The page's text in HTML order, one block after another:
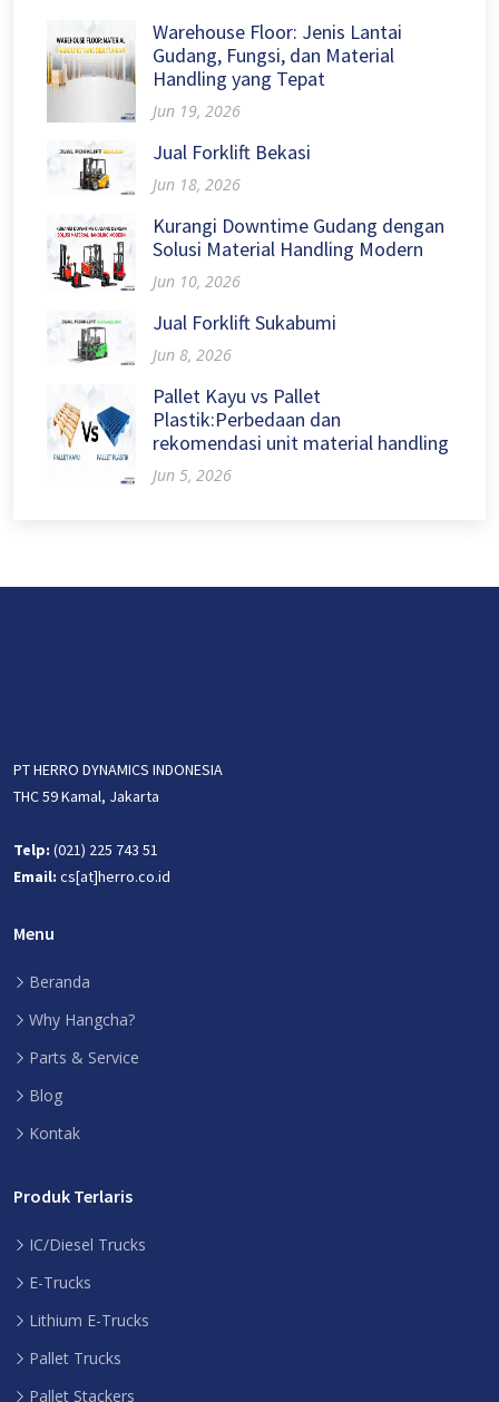
Warehouse Floor: Jenis Lantai
Gudang, Fungsi, dan Material
Handling yang Tepat
Jun 19, 2026
Jual Forklift Bekasi
Jun 18, 2026
Kurangi Downtime Gudang dengan
Solusi Material Handling Modern
Jun 10, 2026
Jual Forklift Sukabumi
Jun 8, 2026
Pallet Kayu vs Pallet
Plastik:Perbedaan dan
rekomendasi unit material handling
Jun 5, 2026
PT HERRO DYNAMICS INDONESIA
THC 59 Kamal, Jakarta
Telp: (021) 225 743 51
Email: cs[at]herro.co.id
Menu
Beranda
Why Hangcha?
Parts & Service
Blog
Kontak
Produk Terlaris
IC/Diesel Trucks
E-Trucks
Lithium E-Trucks
Pallet Trucks
Pallet Stackers